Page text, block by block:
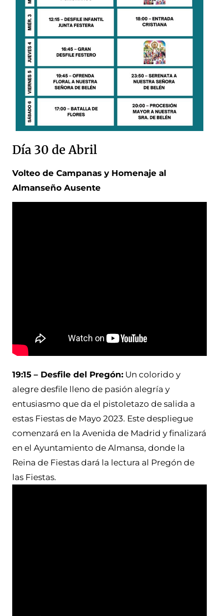
Día 30 de Abril
Volteo de Campanas y Homenaje al
Almanseño Ausente
19:15 – Desfile del Pregón: Un colorido y
alegre desfile lleno de pasión alegría y
entusiasmo que da el pistoletazo de salida a
estas Fiestas de Mayo 2023. Este despliegue
comenzará en la Avenida de Madrid y finalizará
en el Ayuntamiento de Almansa, donde la
Reina de Fiestas dará la lectura al Pregón de
las Fiestas.